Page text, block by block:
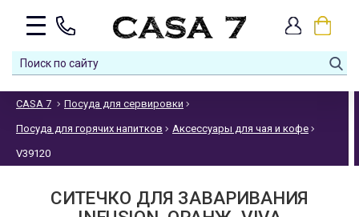
CASA 7 Посуда для сервировки
Посуда для горячих напитков Аксессуары для чая и кофе
V39120
СИТЕЧКО ДЛЯ ЗАВАРИВАНИЯ